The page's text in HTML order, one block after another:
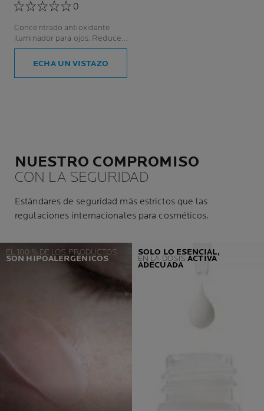
0
Concentrado antioxidante
iluminador para ojos. Reduce
arrugas.
ECHA UN VISTAZO
NUESTRO COMPROMISO
CON LA SEGURIDAD
Estándares de seguridad más estrictos que las
regulaciones internacionales para cosméticos.
EL 100 % DE LOS PRODUCTOS
SON HIPOALERGÉNICOS
SOLO LO ESENCIAL,
EN LA DOSISACTIVA
ADECUADA